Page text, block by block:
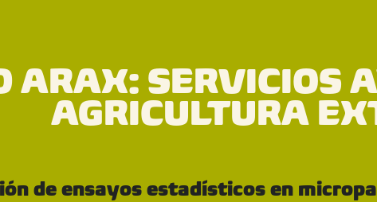
ARAX: SERVICIOS
AGRICULTURA
de ensayos estadísticos en